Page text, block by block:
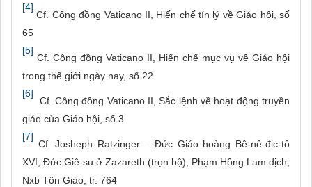
[4]
Cf. Công đồng Vaticano II, Hiến chế tín lý về Giáo hội, số
65
[5]
Cf. Công đồng Vaticano II, Hiến chế mục vụ về Giáo hội
trong thế giới ngày nay, số 22
[6]
Cf. Công đồng Vaticano II, Sắc lệnh về hoạt động truyền
giáo của Giáo hội, số 3
[7]
Cf. Josheph Ratzinger – Đức Giáo hoàng Bê-nê-đic-tô
XVI, Đức Giê-su ở Zazareth (trọn bộ), Phạm Hồng Lam dịch,
Nxb Tôn Giáo, tr. 764